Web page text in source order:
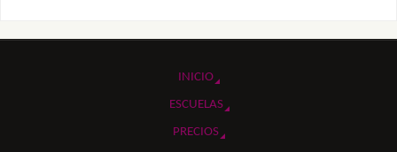
INICIO
ESCUELAS
PRECIOS